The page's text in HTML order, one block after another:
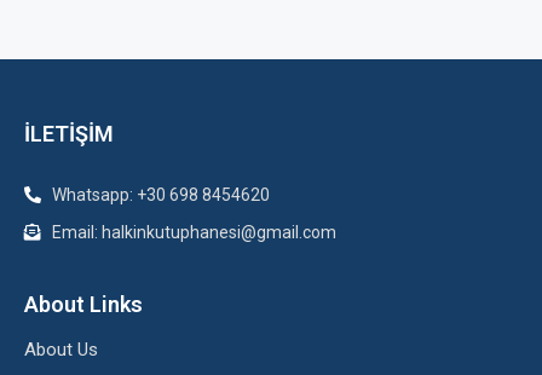
İLETİŞİM
Whatsapp: +30 698 8454620
Email: halkinkutuphanesi@gmail.com
About Links
About Us